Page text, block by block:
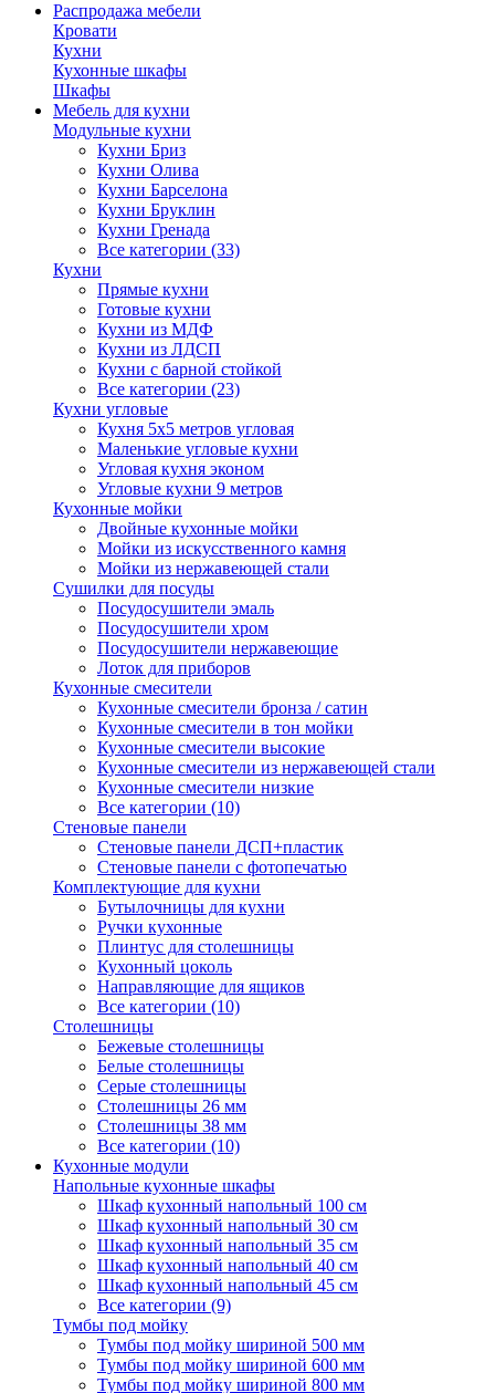
Распродажа мебели
Кровати
Кухни
Кухонные шкафы
Шкафы
Мебель для кухни
Модульные кухни
Кухни Бриз
Кухни Олива
Кухни Барселона
Кухни Бруклин
Кухни Гренада
Все категории (33)
Кухни
Прямые кухни
Готовые кухни
Кухни из МДФ
Кухни из ЛДСП
Кухни с барной стойкой
Все категории (23)
Кухни угловые
Кухня 5х5 метров угловая
Маленькие угловые кухни
Угловая кухня эконом
Угловые кухни 9 метров
Кухонные мойки
Двойные кухонные мойки
Мойки из искусственного камня
Мойки из нержавеющей стали
Сушилки для посуды
Посудосушители эмаль
Посудосушители хром
Посудосушители нержавеющие
Лоток для приборов
Кухонные смесители
Кухонные смесители бронза / сатин
Кухонные смесители в тон мойки
Кухонные смесители высокие
Кухонные смесители из нержавеющей стали
Кухонные смесители низкие
Все категории (10)
Стеновые панели
Стеновые панели ДСП+пластик
Стеновые панели с фотопечатью
Комплектующие для кухни
Бутылочницы для кухни
Ручки кухонные
Плинтус для столешницы
Кухонный цоколь
Направляющие для ящиков
Все категории (10)
Столешницы
Бежевые столешницы
Белые столешницы
Серые столешницы
Столешницы 26 мм
Столешницы 38 мм
Все категории (10)
Кухонные модули
Напольные кухонные шкафы
Шкаф кухонный напольный 100 см
Шкаф кухонный напольный 30 см
Шкаф кухонный напольный 35 см
Шкаф кухонный напольный 40 см
Шкаф кухонный напольный 45 см
Все категории (9)
Тумбы под мойку
Тумбы под мойку шириной 500 мм
Тумбы под мойку шириной 600 мм
Тумбы под мойку шириной 800 мм